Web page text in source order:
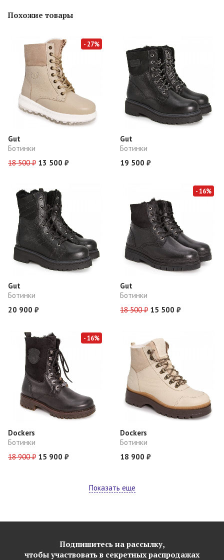
Похожие товары
- 27%
Gut
Ботинки
18 500 ₽ 13 500 ₽
Gut
Ботинки
19 500 ₽
Gut
Ботинки
20 900 ₽
- 16%
Gut
Ботинки
18 500 ₽ 15 500 ₽
- 16%
Dockers
Ботинки
18 900 ₽ 15 900 ₽
Dockers
Ботинки
18 900 ₽
Показать еще
Подпишитесь на рассылку,
чтобы участвовать в секретных распродажах